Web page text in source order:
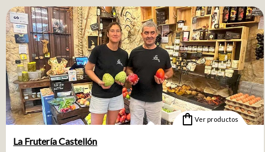
shopping_bag Ver productos
La Frutería Castellón